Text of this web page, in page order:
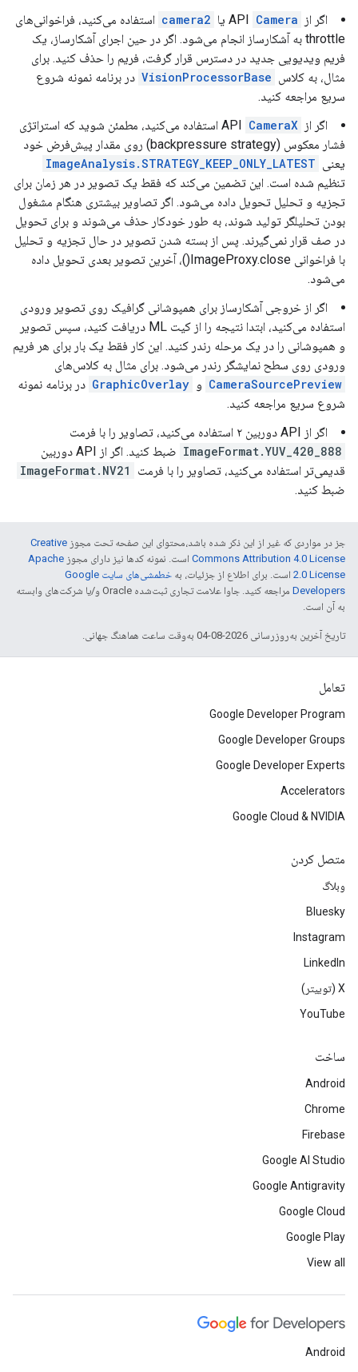
اگر از API Camera یا camera2 استفاده می‌کنید، فراخوانی‌های
throttle به آشکارساز انجام می‌شود. اگر در حین اجرای آشکارساز، یک
فریم ویدیویی جدید در دسترس قرار گرفت، فریم را حذف کنید. برای
مثال، به کلاس VisionProcessorBase در برنامه نمونه شروع
سریع مراجعه کنید.
اگر از API CameraX
استفاده می‌کنید، مطمئن شوید که استراتژی
فشار معکوس (backpressure strategy) روی مقدار پیش‌فرض خود
یعنی ImageAnalysis.STRATEGY_KEEP_ONLY_LATEST
تنظیم شده است. این تضمین می‌کند که فقط یک تصویر در هر زمان برای
تجزیه و تحلیل تحویل داده می‌شود. اگر تصاویر بیشتری هنگام مشغول
بودن تحلیلگر تولید شوند، به طور خودکار حذف می‌شوند و برای تحویل
در صف قرار نمی‌گیرند. پس از بسته شدن تصویر در حال تجزیه و تحلیل
با فراخوانی ImageProxy.close()، آخرین تصویر بعدی تحویل داده
می‌شود.
اگر از خروجی آشکارساز برای همپوشانی گرافیک روی تصویر ورودی
استفاده می‌کنید، ابتدا نتیجه را از کیت ML دریافت کنید، سپس تصویر
و همپوشانی را در یک مرحله رندر کنید. این کار فقط یک بار برای هر فریم
ورودی روی سطح نمایشگر رندر می‌شود. برای مثال به کلاس‌های
CameraSourcePreview و GraphicOverlay در برنامه نمونه
شروع سریع مراجعه کنید.
اگر از API دوربین ۲ استفاده می‌کنید، تصاویر را با فرمت
ImageFormat.YUV_420_888
ضبط کنید. اگر از API دوربین
قدیمی‌تر استفاده می‌کنید، تصاویر را با فرمت
ImageFormat.NV21
ضبط کنید.
جز در مواردی که غیر از این ذکر شده باشد،‌محتوای این صفحه تحت مجوز Creative
Commons Attribution 4.0 License است. نمونه کدها نیز دارای مجوز Apache
2.0 License است. برای اطلاع از جزئیات، به
خطمشی‌های سایت Google
Developers‏
مراجعه کنید. جاوا علامت تجاری ثبت‌شده Oracle و/یا شرکت‌های وابسته
به آن است.
تاریخ آخرین به‌روزرسانی 2026-08-04 به‌وقت ساعت هماهنگ جهانی.
تعامل
Google Developer Program
Google Developer Groups
Google Developer Experts
Accelerators
Google Cloud & NVIDIA
متصل کردن
وبلاگ
Bluesky
Instagram
LinkedIn
‫X (توییتر)
YouTube
ساخت
Android
Chrome
Firebase
Google AI Studio
Google Antigravity
Google Cloud
Google Play
View all
Android